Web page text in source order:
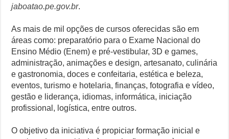
jaboatao.pe.gov.br.
As mais de mil opções de cursos oferecidas são em
áreas como: preparatório para o Exame Nacional do
Ensino Médio (Enem) e pré-vestibular, 3D e games,
administração, animações e design, artesanato, culinária
e gastronomia, doces e confeitaria, estética e beleza,
eventos, turismo e hotelaria, finanças, fotografia e vídeo,
gestão e liderança, idiomas, informática, iniciação
profissional, logística, entre outros.
O objetivo da iniciativa é propiciar formação inicial e